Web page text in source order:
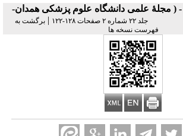
دوره ۲۲، شماره ۲ - ( مجلۀ علمی دانشگاه علوم پزشکی همدان-
جلد ۲۲ شماره ۲ صفحات ۱۲۸-۱۲۲ | برگشت به
فهرست نسخه ها